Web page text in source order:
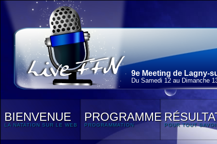
9e Meeting de Lagny-
Du Samedi 12 au Dimanche
BIENVENUE
LA NATATION SUR LE WEB
PROGRAMME
PROGRAMMATION POUR TOUT